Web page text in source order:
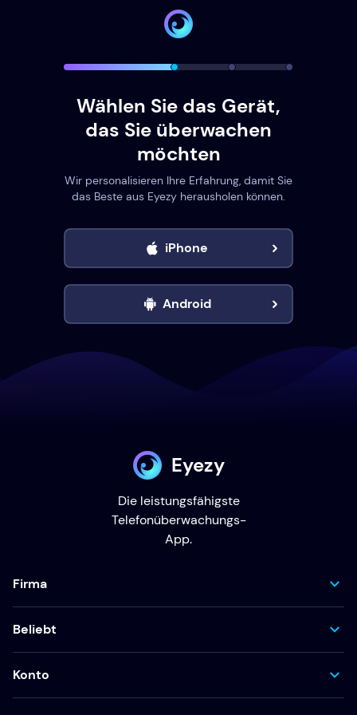
Wählen Sie das Gerät,
das Sie überwachen
möchten
Wir personalisieren Ihre Erfahrung, damit Sie
das Beste aus Eyezy herausholen können.
iPhone
Android
Eyezy
Die leistungsfähigste
Telefonüberwachungs-
App.
Firma
Beliebt
Konto